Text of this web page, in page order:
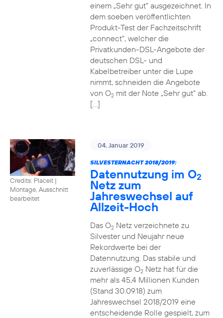
einem „Sehr gut“ ausgezeichnet. In
dem soeben veröffentlichten
Produkt-Test der Fachzeitschrift
„connect“, welcher die
Privatkunden-DSL-Angebote der
deutschen DSL- und
Kabelbetreiber unter die Lupe
nimmt, schneiden die Angebote
von O2mit der Note „Sehr gut“ ab.
[…]
Credits: Placeit |
Montage, Ausschnitt
bearbeitet
04. Januar 2019
SILVESTERNACHT 2018/2019:
Datennutzung im O2
Netz zum
Jahreswechsel auf
Allzeit-Hoch
Das O2Netz verzeichnete zu
Silvester und Neujahr neue
Rekordwerte bei der
Datennutzung. Das stabile und
zuverlässige O2Netz hat für die
mehr als 45,4 Millionen Kunden
(Stand 30.09.18) zum
Jahreswechsel 2018/2019 eine
entscheidende Rolle gespielt, zum